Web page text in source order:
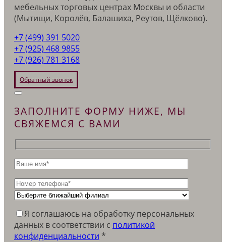
мебельных торговых центрах Москвы и области
(Мытищи, Королёв, Балашиха, Реутов, Щёлково).
+7 (499) 391 5020
+7 (925) 468 9855
+7 (926) 781 3168
Обратный звонок
ЗАПОЛНИТЕ ФОРМУ НИЖЕ, МЫ
СВЯЖЕМСЯ С ВАМИ
Я соглашаюсь на обработку персональных
данных в соответствии c политикой
конфиденциальности *